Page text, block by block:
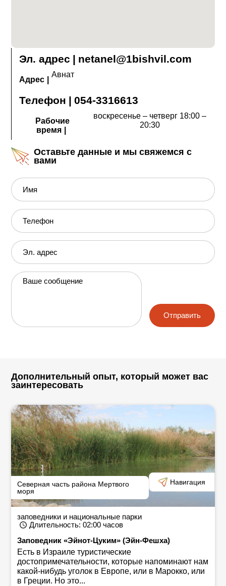
Эл. адрес | netanel@1bishvil.com
Адрес
Авнат
Телефон | 054-3316613
Рабочие
время
воскресенье ‒ четверг 18:00 ‒
20:30
Оставьте данные и мы свяжемся с
вами
Имя
Телефон
Эл. адрес
Ваше сообщение
Отправить
Дополнительный опыт, который может вас
заинтересовать
Северная часть района Мертвого
моря
Навигация
заповедники и национальные парки
Длительность: 02:00часов
Заповедник «Эйнот-Цуким» (Эйн-Фешха)
Есть в Израиле туристические
достопримечательности, которые напоминают нам
какой-нибудь уголок в Европе, или в Марокко, или
в Греции. Но это...